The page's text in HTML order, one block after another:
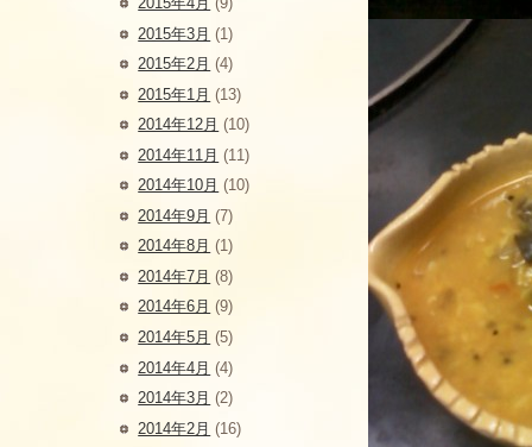
2015年3月 (1)
2015年2月 (4)
2015年1月 (13)
2014年12月 (10)
2014年11月 (11)
2014年10月 (10)
2014年9月 (7)
2014年8月 (1)
2014年7月 (8)
2014年6月 (9)
2014年5月 (5)
2014年4月 (4)
2014年3月 (2)
2014年2月 (16)